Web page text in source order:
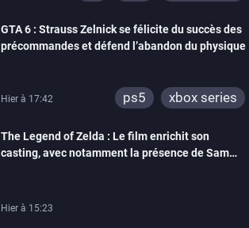
GTA 6 : Strauss Zelnick se félicite du succès des
précommandes et défend l’abandon du physique
Hier à 17:42 ps5 xbox series
The Legend of Zelda : Le film enrichit son
casting, avec notamment la présence de Sam
Hier à 15:23